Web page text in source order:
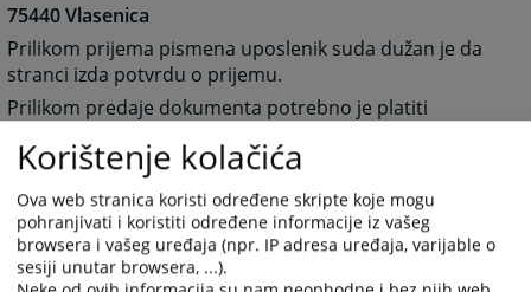
75440 Vlasenica
Prilikom prijema pismena uposlenik suda dužan je da
stranci izda potvrdu o prijemu.
Prilikom predaje dokumenta potrebno je platiti
1768PREGLEDA
Korištenje kolačića
Ova web stranica koristi određene skripte koje mogu
pohranjivati i koristiti određene informacije iz vašeg
browsera i vašeg uređaja (npr. IP adresa uređaja, varijable o
sesiji unutar browsera, ...).